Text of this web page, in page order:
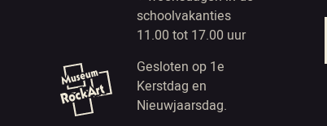
schoolvakanties
11.00 tot 17.00 uur
Gesloten op 1e
Kerstdag en
Nieuwjaarsdag.